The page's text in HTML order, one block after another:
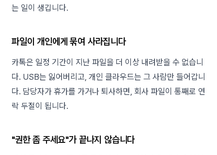
는 일이 생깁니다.
파일이 개인에게 묶여 사라집니다
카톡은 일정 기간이 지난 파일을 더 이상 내려받을 수 없습니
다. USB는 잃어버리고, 개인 클라우드는 그 사람만 들어갑니
다. 담당자가 휴가를 가거나 퇴사하면, 회사 파일이 통째로 연
락 두절이 됩니다.
"권한 좀 주세요"가 끝나지 않습니다